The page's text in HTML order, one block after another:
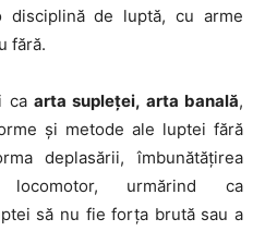
disciplină de luptă, cu arme
fără.
ca arta supleței, arta banală,
și metode ale luptei fără
deplasării, îmbunătățirea
locomotor, urmărind ca
să nu fie forța brută sau a